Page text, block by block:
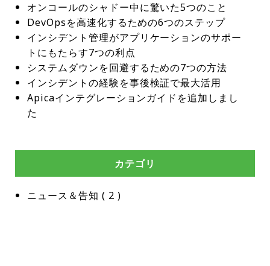
オンコールのシャドー中に驚いた5つのこと
DevOpsを高速化するための6つのステップ
インシデント管理がアプリケーションのサポー
トにもたらす7つの利点
システムダウンを回避するための7つの方法
インシデントの経験を事後検証で最大活用
Apicaインテグレーションガイドを追加しまし
た
カテゴリ
ニュース＆告知 ( 2 )